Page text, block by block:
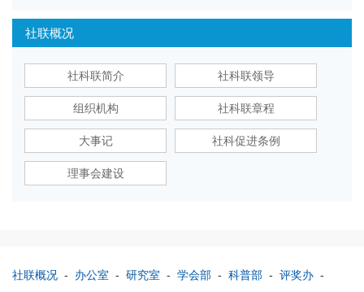
社联概况
社科联简介 社科联领导
组织机构 社科联章程
大事记 社科促进条例
理事会建设
社联概况 - 办公室 - 研究室 - 学会部 - 科普部 - 评奖办 -